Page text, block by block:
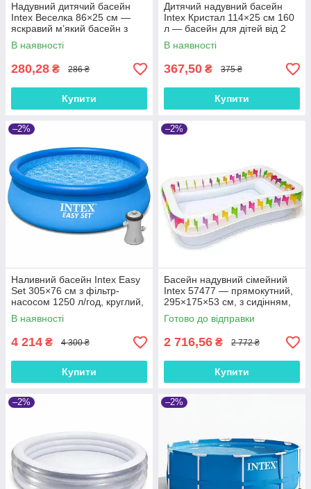
Надувний дитячий басейн
Intex Веселка 86×25 см —
яскравий м’який басейн з
надувним дном, арт.
58924NP
В наявності
280,28 ₴ 286 ₴
Купити
Дитячий надувний басейн
Intex Кристал 114×25 см 160
л — басейн для дітей від 2
років, арт. 59416NP
В наявності
367,50 ₴ 375 ₴
Купити
–2%
Наливний басейн Intex Easy
Set 305×76 см з фільтр-
насосом 1250 л/год, круглий,
3853 л, сімейний, 28122
В наявності
4 214 ₴ 4 300 ₴
Купити
–2%
Басейн надувний сімейний
Intex 57477 — прямокутний,
295×175×53 см, з сидінням,
800 л
Готово до відправки
2 716,56 ₴ 2 772 ₴
Купити
–2% –2%